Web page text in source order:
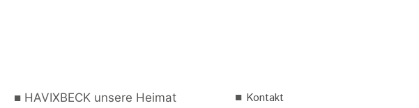
■ HAVIXBECK unsere Heimat ■ Kontakt